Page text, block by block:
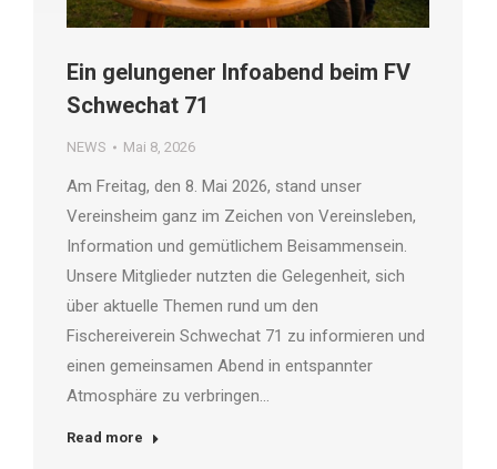
Ein gelungener Infoabend beim FV
Schwechat 71
NEWS Mai 8, 2026
Am Freitag, den 8. Mai 2026, stand unser
Vereinsheim ganz im Zeichen von Vereinsleben,
Information und gemütlichem Beisammensein.
Unsere Mitglieder nutzten die Gelegenheit, sich
über aktuelle Themen rund um den
Fischereiverein Schwechat 71 zu informieren und
einen gemeinsamen Abend in entspannter
Atmosphäre zu verbringen…
Read more